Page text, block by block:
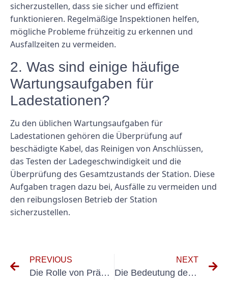
sicherzustellen, dass sie sicher und effizient
funktionieren. Regelmäßige Inspektionen helfen,
mögliche Probleme frühzeitig zu erkennen und
Ausfallzeiten zu vermeiden.
2. Was sind einige häufige
Wartungsaufgaben für
Ladestationen?
Zu den üblichen Wartungsaufgaben für
Ladestationen gehören die Überprüfung auf
beschädigte Kabel, das Reinigen von Anschlüssen,
das Testen der Ladegeschwindigkeit und die
Überprüfung des Gesamtzustands der Station. Diese
Aufgaben tragen dazu bei, Ausfälle zu vermeiden und
den reibungslosen Betrieb der Station
sicherzustellen.
PREVIOUS
Die Rolle von Präzisionsinstrumenten bei Messungen elektrischer Systeme
NEXT
Die Bedeutung der UVV-Prüfung in Ahlen verstehen: Ein Leitfaden für Unternehmen